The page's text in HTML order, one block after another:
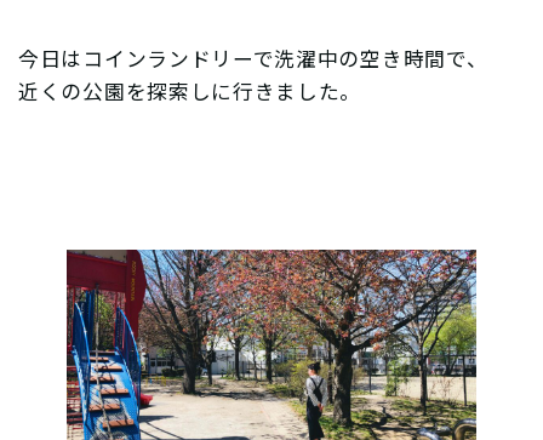
今日はコインランドリーで洗濯中の空き時間で、
近くの公園を探索しに行きました。